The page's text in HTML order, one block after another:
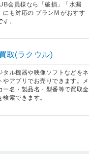
会員様なら「破損」「水漏
にも対応の プランM がおすす
す。
取(ラクウル)
タル機器や映像ソフトなどをネ
やアプリでお売りできます。メ
ー名・製品名・型番等で買取金
検索できます。